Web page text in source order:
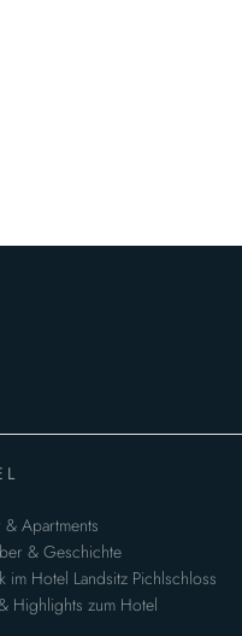
& Apartments
& Geschichte
im Hotel Landsitz Pichlschloss
Highlights zum Hotel